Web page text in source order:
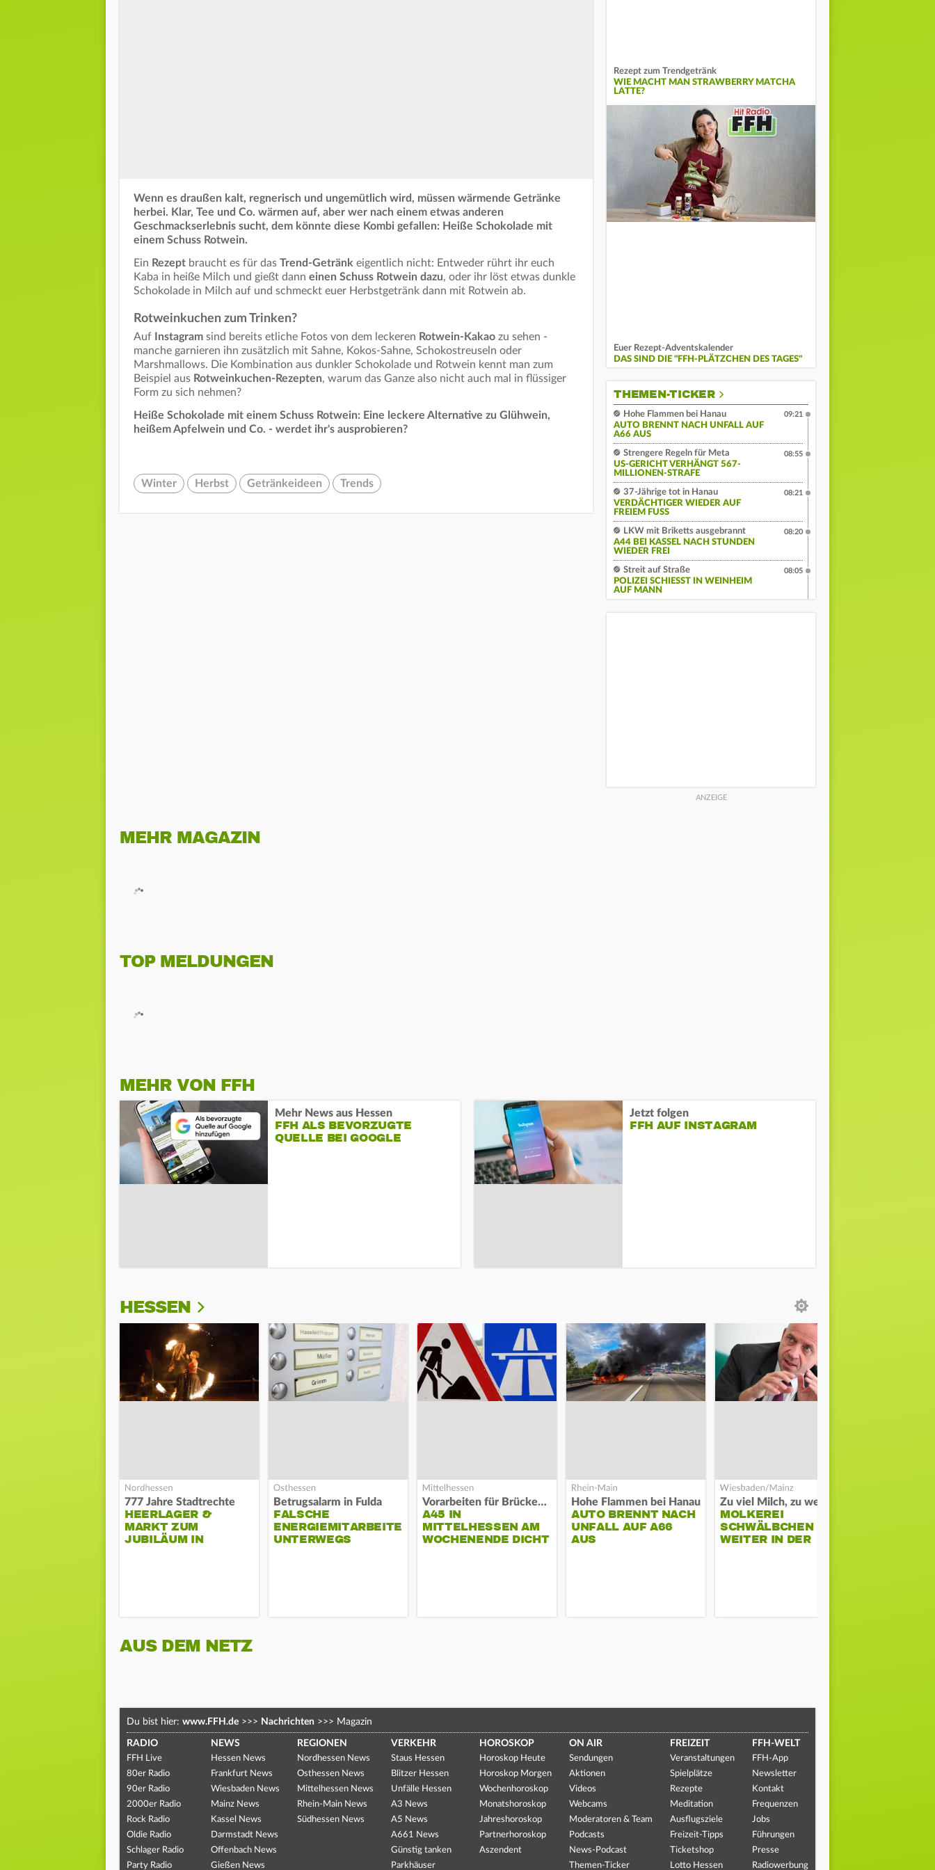
Wenn es draußen kalt, regnerisch und ungemütlich wird, müssen wärmende Getränke
herbei. Klar, Tee und Co. wärmen auf, aber wer nach einem etwas anderen
Geschmackserlebnis sucht, dem könnte diese Kombi gefallen: Heiße Schokolade mit
einem Schuss Rotwein.
Ein Rezept braucht es für das Trend-Getränk eigentlich nicht: Entweder rührt ihr euch
Kaba in heiße Milch und gießt dann einen Schuss Rotwein dazu, oder ihr löst etwas dunkle
Schokolade in Milch auf und schmeckt euer Herbstgetränk dann mit Rotwein ab.
Rotweinkuchen zum Trinken?
Auf Instagram sind bereits etliche Fotos von dem leckeren Rotwein-Kakao zu sehen -
manche garnieren ihn zusätzlich mit Sahne, Kokos-Sahne, Schokostreuseln oder
Marshmallows. Die Kombination aus dunkler Schokolade und Rotwein kennt man zum
Beispiel aus Rotweinkuchen-Rezepten, warum das Ganze also nicht auch mal in flüssiger
Form zu sich nehmen?
Heiße Schokolade mit einem Schuss Rotwein: Eine leckere Alternative zu Glühwein,
heißem Apfelwein und Co. - werdet ihr's ausprobieren?
Winter Herbst Getränkeideen Trends
Rezept zum Trendgetränk
WIE MACHT MAN STRAWBERRY MATCHA
LATTE?
Euer Rezept-Adventskalender
DAS SIND DIE "FFH-PLÄTZCHEN DES TAGES"
THEMEN-TICKER
Hohe Flammen bei Hanau
AUTO BRENNT NACH UNFALL AUF
A66 AUS
09:21
Strengere Regeln für Meta
US-GERICHT VERHÄNGT 567-
MILLIONEN-STRAFE
08:55
37-Jährige tot in Hanau
VERDÄCHTIGER WIEDER AUF
FREIEM FUSS
08:21
LKW mit Briketts ausgebrannt
A44 BEI KASSEL NACH STUNDEN
WIEDER FREI
08:20
Streit auf Straße
POLIZEI SCHIESST IN WEINHEIM A
UF MANN
08:05
MEHR MAGAZIN
TOP MELDUNGEN
MEHR VON FFH
Mehr News aus Hessen
FFH ALS BEVORZUGTE
QUELLE BEI GOOGLE
Jetzt folgen
FFH AUF INSTAGRAM
HESSEN
777 Jahre Stadtrechte
HEERLAGER &
MARKT ZUM
JUBILÄUM IN
Betrugsalarm in Fulda
FALSCHE
ENERGIEMITARBEITER
UNTERWEGS
Vorarbeiten für Brücken-Neubau
A45 IN
MITTELHESSEN AM
WOCHENENDE DICHT
Hohe Flammen bei Hanau
AUTO BRENNT NACH
UNFALL AUF A66
AUS
MOLKEREI
SCHWÄLBCHEN
WEITER IN DER
AUS DEM NETZ
Du bist hier: www.FFH.de >>> Nachrichten >>> Magazin
RADIO
FFH Live
80er Radio
90er Radio
2000er Radio
Rock Radio
Oldie Radio
Schlager Radio
Party Radio
NEWS
Hessen News
Frankfurt News
Wiesbaden News
Mainz News
Kassel News
Darmstadt News
Offenbach News
Gießen News
REGIONEN
Nordhessen News
Osthessen News
Mittelhessen News
Rhein-Main News
Südhessen News
VERKEHR
Staus Hessen
Blitzer Hessen
Unfälle Hessen
A3 News
A5 News
A661 News
Günstig tanken
Parkhäuser
HOROSKOP
Horoskop Heute
Horoskop Morgen
Wochenhoroskop
Monatshoroskop
Jahreshoroskop
Partnerhoroskop
Aszendent
ON AIR
Sendungen
Aktionen
Videos
Webcams
Moderatoren & Team
Podcasts
News-Podcast
Themen-Ticker
FREIZEIT
Veranstaltungen
Spielplätze
Rezepte
Meditation
Ausflugsziele
Freizeit-Tipps
Ticketshop
Lotto Hessen
FFH-WELT
FFH-App
Newsletter
Kontakt
Frequenzen
Jobs
Führungen
Presse
Radiowerbung